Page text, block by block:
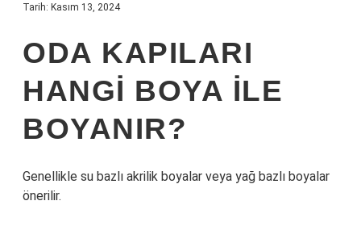
Tarih: Kasım 13, 2024
ODA KAPILARI
HANGI BOYA ILE
BOYANIR?
Genellikle su bazlı akrilik boyalar veya yağ bazlı boyalar
önerilir.